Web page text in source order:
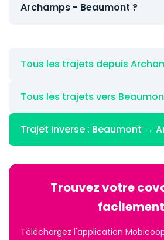
Archamps - Beaumont ?
Tous les trajets depuis
Tous les trajets vers
Trajet inverse : Beaumont →
Trouvez votre
facilement
Téléchargez l'application